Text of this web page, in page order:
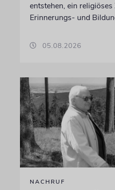
entstehen, ein
Erinnerungs- und
05.08.2026
NACHRUF